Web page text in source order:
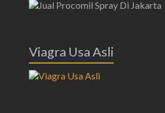
Viagra Usa Asli